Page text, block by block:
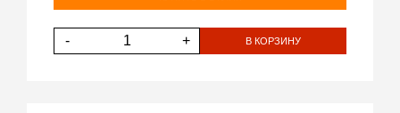
- + В КОРЗИНУ